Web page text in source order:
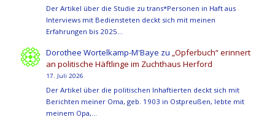
Der Artikel über die Studie zu trans*Personen in Haft aus
Interviews mit Bediensteten deckt sich mit meinen
Erfahrungen bis 2025…
Dorothee Wortelkamp-M'Baye zu „Opferbuch“ erinnert
an politische Häftlinge im Zuchthaus Herford
17. Juli 2026
Der Artikel über die politischen Inhaftierten deckt sich mit
Berichten meiner Oma, geb. 1903 in Ostpreußen, lebte mit
meinem Opa,…